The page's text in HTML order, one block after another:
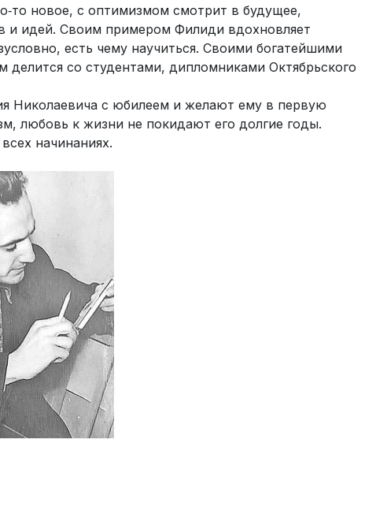
новое, с оптимизмом смотрит в будущее,
и идей. Своим примером Филиди вдохновляет
есть чему научиться. Своими богатейшими
со студентами, дипломниками Октябрьского
Николаевича с юбилеем и желают ему в первую
любовь к жизни не покидают его долгие годы.
начинаниях.